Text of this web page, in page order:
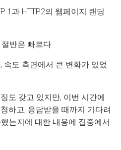
1과 HTTP2의 웹페이지 랜딩
반은 빠르다.
속도 측면에서 큰 변화가 있었
도 갖고 있지만, 이번 시간에
하고, 응답받을 때까지 기다려
는지에 대한 내용에 집중에서